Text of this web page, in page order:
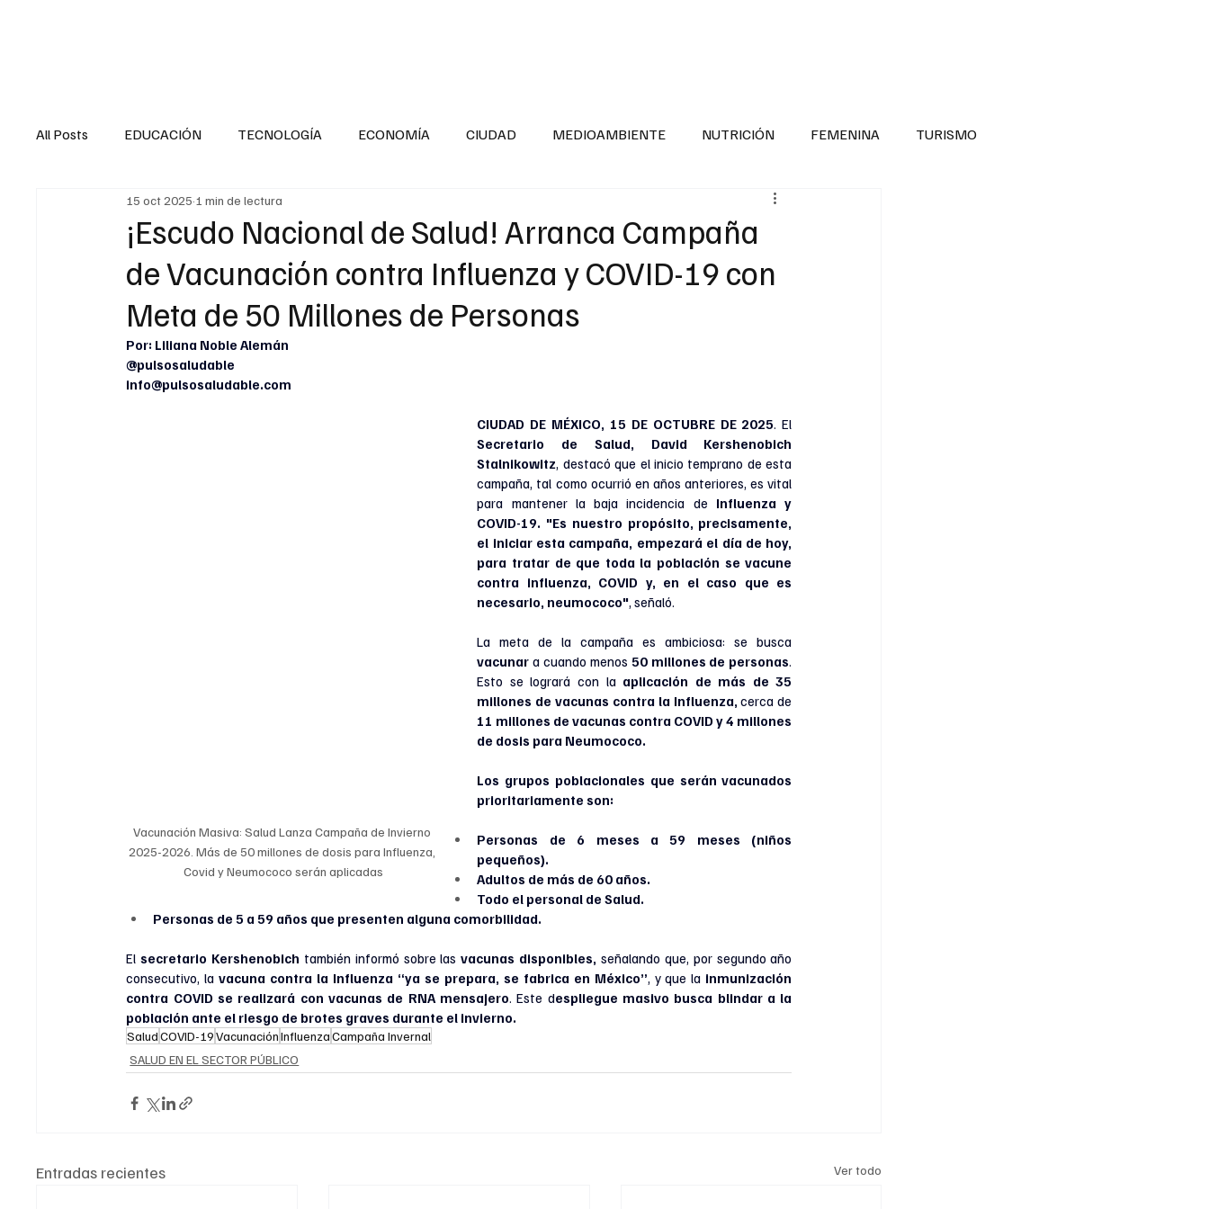
All Posts EDUCACIÓN TECNOLOGÍA ECONOMÍA CIUDAD MEDIOAMBIENTE NUTRICIÓN FEMENINA TURISMO
SALUD EN EL SECTOR PÚBLICO SALUD INFANTIL
MENTAL LA ENTREVISTA ANIMAL FITNESS ADOLESCENTES RESPONSABILIDAD SOCIAL
INTERNACIONAL GENERAL INTERNACIONAL SALUD
¡Escudo Nacional de Salud! Arranca Campaña
de Vacunación contra Influenza y COVID-19 con
Meta de 50 Millones de Personas
15 oct 2025 1 min de lectura
Por: Liliana Noble Alemán
@pulsosaludable
info@pulsosaludable.com
Vacunación Masiva: Salud Lanza Campaña de Invierno
2025-2026. Más de 50 millones de dosis para Influenza,
Covid y Neumococo serán aplicadas
CIUDAD DE MÉXICO, 15 DE OCTUBRE DE 2025.
Secretario de Salud,
David Kershenobich
Stalnikowitz, destacó que el inicio temprano de esta
campaña, tal como ocurrió en años anteriores, es vital
para mantener la baja incidencia de Influenza y
COVID-19. "Es nuestro propósito, precisamente,
el iniciar esta campaña, empezará el día de hoy,
para tratar de que toda la población se vacune
contra influenza, COVID y, en el caso que es
necesario, neumococo", señaló.
La meta de la campaña es ambiciosa: se busca
vacunar a cuando menos 50 millones de personas.
Esto se logrará con la aplicación de más de 35
millones de vacunas contra la Influenza,
11 millones de vacunas contra COVID y 4 millones
de dosis para Neumococo.
Los grupos poblacionales que serán vacunados
prioritariamente son:
Personas de 6 meses a 59 meses (niños
pequeños).
Adultos de más de 60 años.
Todo el personal de Salud.
Personas de 5 a 59 años que presenten alguna comorbilidad.
El secretario Kershenobich también informó sobre las vacunas disponibles, señalando que, por segundo año
consecutivo, la vacuna contra la Influenza “ya se prepara, se fabrica en México”, y que la inmunización
contra COVID se realizará con vacunas de RNA mensajero. Este despliegue masivo busca blindar a la
población ante el riesgo de brotes graves durante el invierno.
SaludCOVID-19VacunaciónInfluenzaCampaña Invernal
SALUD EN EL SECTOR PÚBLICO
Entradas recientes Ver todo